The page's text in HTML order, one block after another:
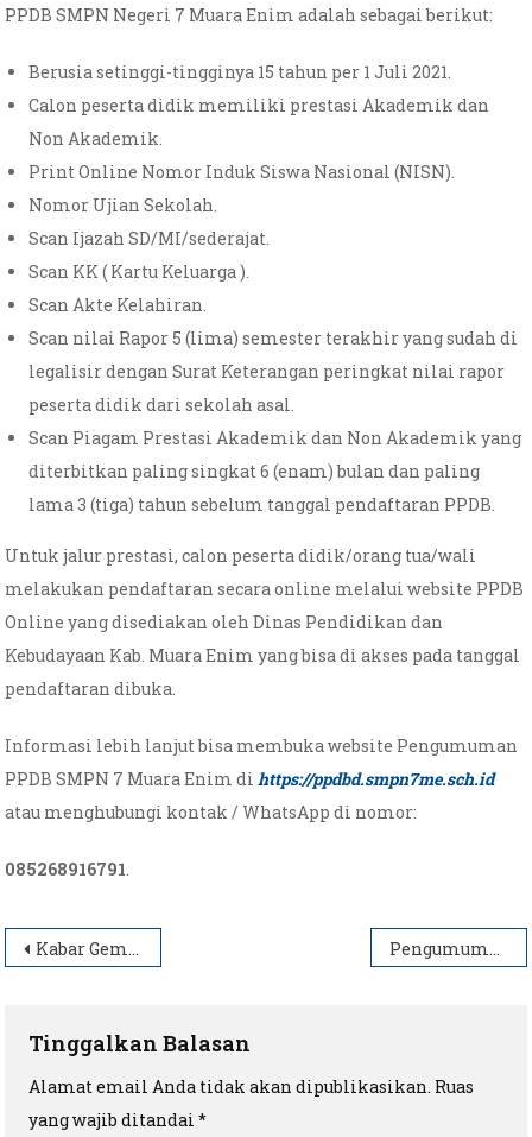
PPDB SMPN Negeri 7 Muara Enim adalah sebagai berikut:
Berusia setinggi-tingginya 15 tahun per 1 Juli 2021.
Calon peserta didik memiliki prestasi Akademik dan
Non Akademik.
Print Online Nomor Induk Siswa Nasional (NISN).
Nomor Ujian Sekolah.
Scan Ijazah SD/MI/sederajat.
Scan KK ( Kartu Keluarga ).
Scan Akte Kelahiran.
Scan nilai Rapor 5 (lima) semester terakhir yang sudah di
legalisir dengan Surat Keterangan peringkat nilai rapor
peserta didik dari sekolah asal.
Scan Piagam Prestasi Akademik dan Non Akademik yang
diterbitkan paling singkat 6 (enam) bulan dan paling
lama 3 (tiga) tahun sebelum tanggal pendaftaran PPDB.
Untuk jalur prestasi, calon peserta didik/orang tua/wali
melakukan pendaftaran secara online melalui website PPDB
Online yang disediakan oleh Dinas Pendidikan dan
Kebudayaan Kab. Muara Enim yang bisa di akses pada tanggal
pendaftaran dibuka.
Informasi lebih lanjut bisa membuka website Pengumuman
PPDB SMPN 7 Muara Enim dihttps://ppdbd.smpn7me.sch.id
atau menghubungi kontak / WhatsApp di nomor:
085268916791.
Navigasi
Kabar Gembira! Upah Harian Lepas Guru Honorer di Muara Enim Naik Pengumuman PPDB SMP Negeri 7 Muara Enim Tahun 2021
Tinggalkan Balasan
Alamat email Anda tidak akan dipublikasikan. Ruas
yang wajib ditandai*